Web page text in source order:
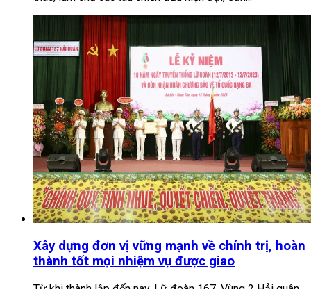
Xây dựng đơn vị vững mạnh về chính trị, hoàn
thành tốt mọi nhiệm vụ được giao